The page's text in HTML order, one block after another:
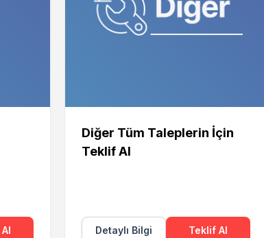
Diğer Tüm Taleplerin İçin
Teklif Al
Detaylı Bilgi Teklif Al